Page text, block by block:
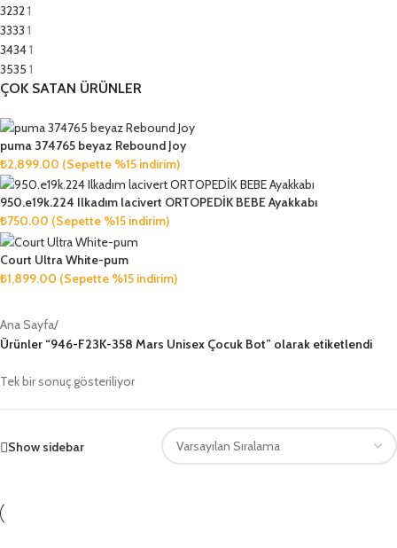
32321
3333 1
34341
3535 1
ÇOK SATAN ÜRÜNLER
puma 374765 beyaz Rebound Joy
₺2,899.00 (Sepette %15 indirim)
950.e19k.224 Ilkadım lacivert ORTOPEDİK BEBE Ayakkabı
₺750.00 (Sepette %15 indirim)
Court Ultra White-pum
₺1,899.00 (Sepette %15 indirim)
Ana Sayfa/
Ürünler “946-F23K-358 Mars Unisex Çocuk Bot” olarak etiketlendi
Tek bir sonuç gösteriliyor
Show sidebar